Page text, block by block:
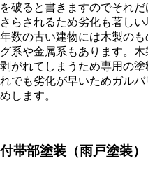
を破ると書きますのでそれ
さらされるため劣化も著し
年数の古い建物には木製の
グ系や金属系もあります。
剥がれてしまうため専用の
れでも劣化が早いためガル
めします。
付帯部塗装（雨戸塗装）